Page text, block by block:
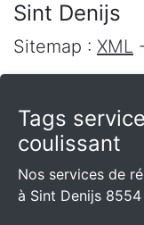
Sint Denijs
Sitemap : XML
Tags
coulissant
Nos services de
à Sint Denijs